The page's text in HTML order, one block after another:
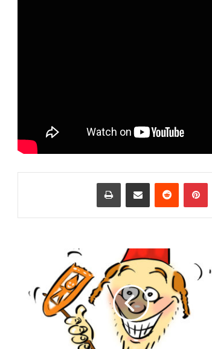
Pinterest
Reddit שתף הדפס